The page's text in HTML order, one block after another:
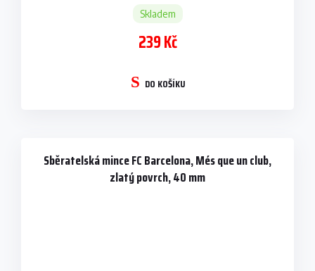
Skladem
239 Kč
DO KOŠÍKU
Sběratelská mince FC Barcelona, Més que un club,
zlatý povrch, 40 mm